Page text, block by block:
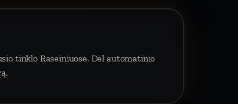
tinklo Raseiniuose. Dėl automatinio